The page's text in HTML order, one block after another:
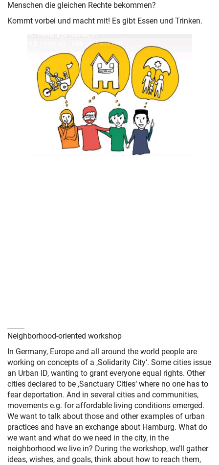
Menschen die gleichen Rechte bekommen?
Kommt vorbei und macht mit! Es gibt Essen und Trinken.
Neighborhood-oriented workshop
In Germany, Europe and all around the world people are
working on concepts of a ‚Solidarity City‘. Some cities issue
an Urban ID, wanting to grant everyone equal rights. Other
cities declared to be ‚Sanctuary Cities‘ where no one has to
fear deportation. And in several cities and communities,
movements e.g. for affordable living conditions emerged.
We want to talk about those and other examples of urban
practices and have an exchange about Hamburg. What do
we want and what do we need in the city, in the
neighborhood we live in? During the workshop, we’ll gather
ideas, wishes, and goals, think about how to reach them,